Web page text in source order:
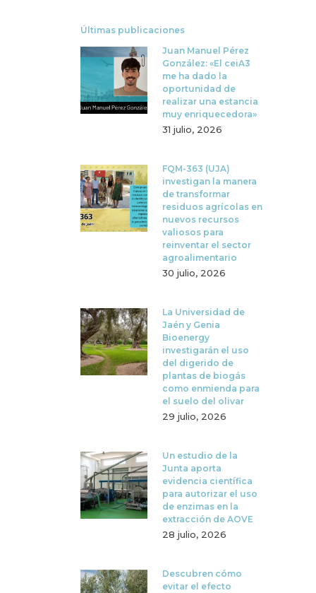
Últimas publicaciones
Juan Manuel Pérez
González: «El ceiA3
me ha dado la
oportunidad de
realizar una estancia
muy enriquecedora»
31 julio, 2026
FQM-363 (UJA)
investigan la manera
de transformar
residuos agrícolas en
nuevos recursos
valiosos para
reinventar el sector
agroalimentario
30 julio, 2026
La Universidad de
Jaén y Genia
Bioenergy
investigarán el uso
del digerido de
plantas de biogás
como enmienda para
el suelo del olivar
29 julio, 2026
Un estudio de la
Junta aporta
evidencia científica
para autorizar el uso
de enzimas en la
extracción de AOVE
28 julio, 2026
Descubren cómo
evitar el efecto